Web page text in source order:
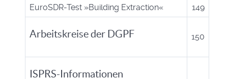
EuroSDR-Test »Building Extraction« 149
Arbeitskreise der DGPF 150
ISPRS-Informationen